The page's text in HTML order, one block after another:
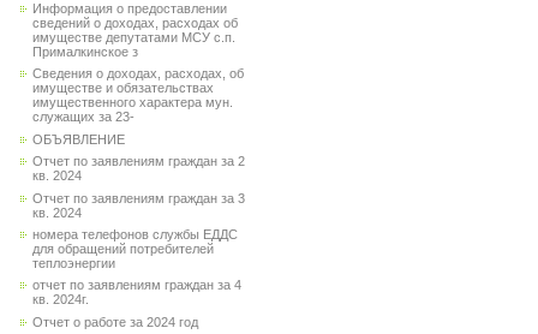
Информация о предоставлении
сведений о доходах, расходах об
имуществе депутатами МСУ с.п.
Прималкинское з
Сведения о доходах, расходах, об
имуществе и обязательствах
имущественного характера мун.
служащих за 23-
ОБЪЯВЛЕНИЕ
Отчет по заявлениям граждан за 2
кв. 2024
Отчет по заявлениям граждан за 3
кв. 2024
номера телефонов службы ЕДДС
для обращений потребителей
теплоэнергии
отчет по заявлениям граждан за 4
кв. 2024г.
Отчет о работе за 2024 год